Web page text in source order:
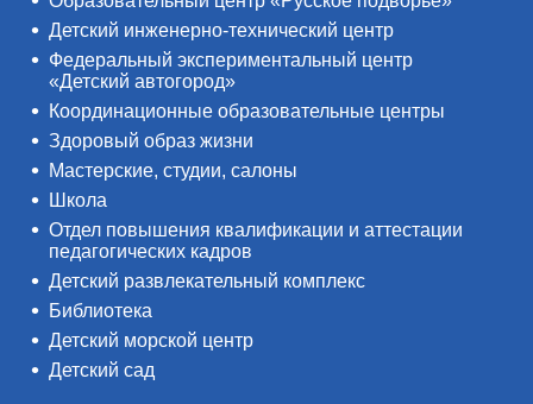
Детский инженерно-технический центр
Федеральный экспериментальный центр
«Детский автогород»
Координационные образовательные центры
Здоровый образ жизни
Мастерские, студии, салоны
Школа
Отдел повышения квалификации и аттестации
педагогических кадров
Детский развлекательный комплекс
Библиотека
Детский морской центр
Детский сад